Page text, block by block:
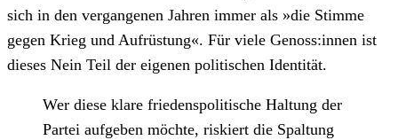
sich in den vergangenen Jahren immer als »die Stimme
gegen Krieg und Aufrüstung«. Für viele Genoss:innen ist
dieses Nein Teil der eigenen politischen Identität.
Wer diese klare friedenspolitische Haltung der
Partei aufgeben möchte, riskiert die Spaltung